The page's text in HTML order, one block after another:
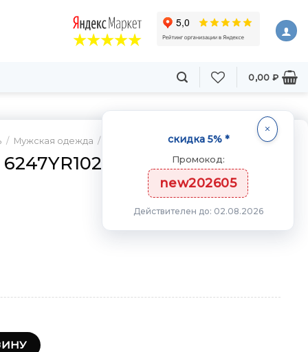
0,00 ₽
/ Мужская одежда /
B00
Kelme 6247YR1028-B00
скидка 5% *
Промокод:
new202605
Действителен до: 02.08.2026